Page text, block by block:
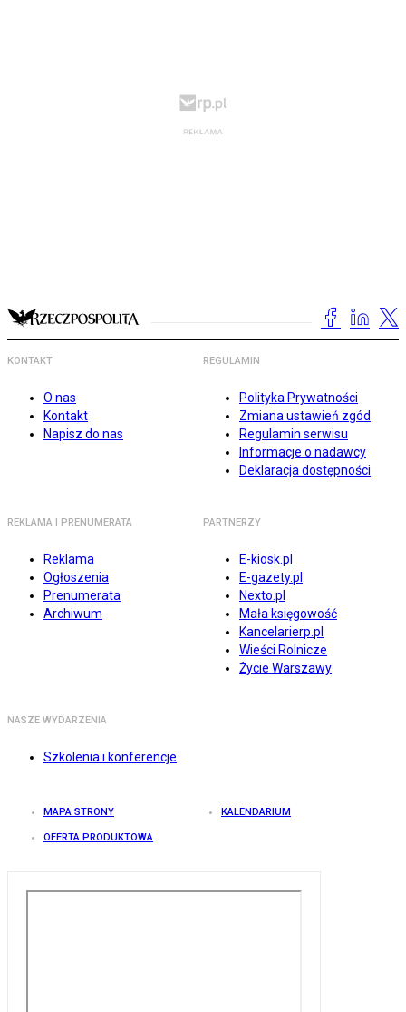
KONTAKT
O nas
Kontakt
Napisz do nas
REGULAMIN
Polityka Prywatności
Zmiana ustawień zgód
Regulamin serwisu
Informacje o nadawcy
Deklaracja dostępności
REKLAMA I PRENUMERATA
Reklama
Ogłoszenia
Prenumerata
Archiwum
PARTNERZY
E-kiosk.pl
E-gazety.pl
Nexto.pl
Mała księgowość
Kancelarierp.pl
Wieści Rolnicze
Życie Warszawy
NASZE WYDARZENIA
Szkolenia i konferencje
MAPA STRONY KALENDARIUM
OFERTA PRODUKTOWA